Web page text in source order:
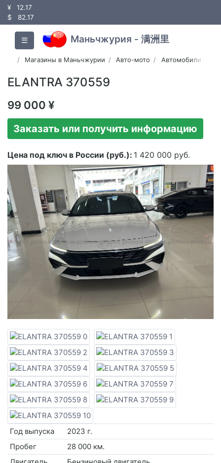
¥
12.17
$
82.17
☰ Маньчжурия - 满洲里
Магазины в Маньчжурии Авто-мото Автомобили
ELANTRA 370559
99 000 ¥
Заказать или получить информацию
Цена под ключ в России (руб.): 1 420 000 руб.
Год выпуска
2023 г.
Пробег
28 000 км.